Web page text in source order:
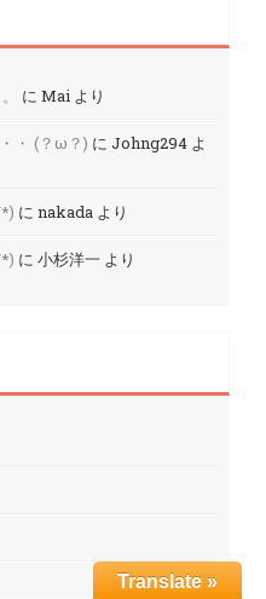
に Mai より
・ (？ω？) に Johng294 よ
に nakada より
に 小杉洋一 より
Translate »